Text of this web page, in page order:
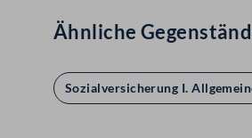
Ähnliche
Sozialversicherung I.